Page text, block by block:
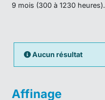
9 mois (300 à 1230 heures).
Aucun résultat
Affinage